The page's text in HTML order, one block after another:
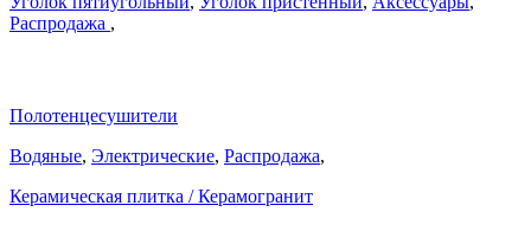
Распродажа ,
Полотенцесушители
Водяные, Электрические, Распродажа,
Керамическая плитка / Керамогранит